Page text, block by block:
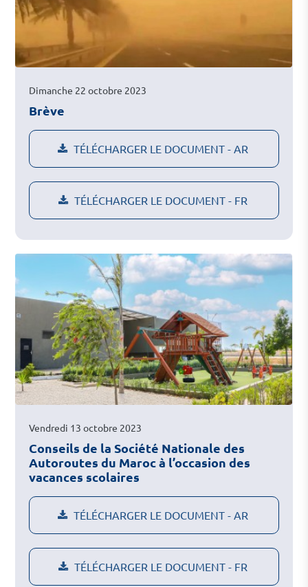
Dimanche 22 octobre 2023
Brève
TÉLÉCHARGER LE DOCUMENT - AR
TÉLÉCHARGER LE DOCUMENT - FR
Vendredi 13 octobre 2023
Conseils de la Société Nationale des
Autoroutes du Maroc à l’occasion des
vacances scolaires
TÉLÉCHARGER LE DOCUMENT - AR
TÉLÉCHARGER LE DOCUMENT - FR